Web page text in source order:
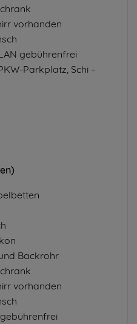
vorhanden
gebührenfrei
Parkplatz, Schi –
Backrohr
vorhanden